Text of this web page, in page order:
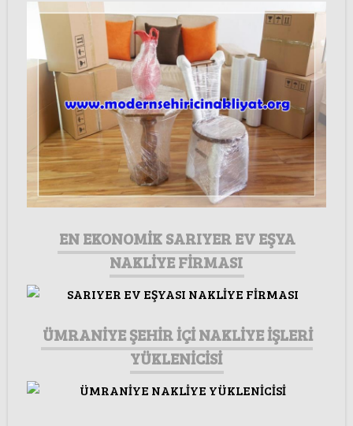
EN EKONOMİK SARIYER EV EŞYA
NAKLİYE FİRMASI
ÜMRANİYE ŞEHİR İÇİ NAKLİYE İŞLERİ
YÜKLENİCİSİ